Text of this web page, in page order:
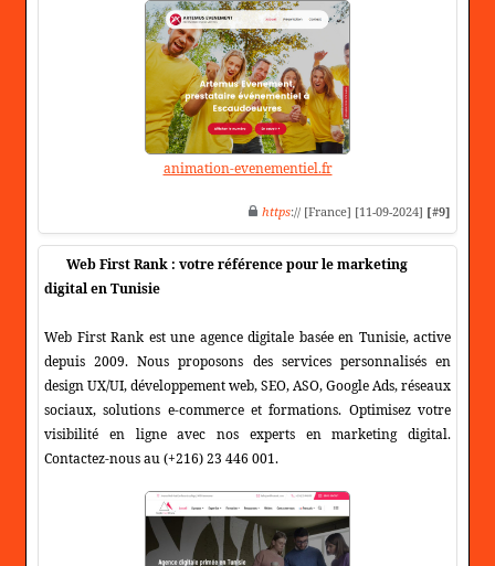
animation-evenementiel.fr
https:// [France] [11-09-2024] [#9]
Web First Rank : votre référence pour le marketing
digital en Tunisie
Web First Rank est une agence digitale basée en Tunisie, active
depuis 2009. Nous proposons des services personnalisés en
design UX/UI, développement web, SEO, ASO, Google Ads, réseaux
sociaux, solutions e-commerce et formations. Optimisez votre
visibilité en ligne avec nos experts en marketing digital.
Contactez-nous au (+216) 23 446 001.